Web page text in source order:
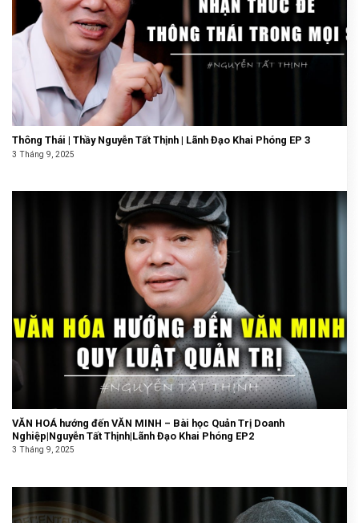
Thông Thái | Thầy Nguyễn Tất Thịnh | Lãnh Đạo Khai Phóng EP 3
3 Tháng 9, 2025
VĂN HOÁ hướng đến VĂN MINH – Bài học Quản Trị Doanh
Nghiệp|Nguyễn Tất Thịnh|Lãnh Đạo Khai Phóng EP2
3 Tháng 9, 2025